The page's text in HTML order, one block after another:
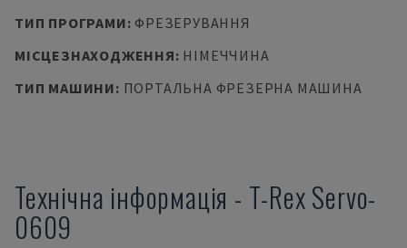
ТИП ПРОГРАМИ: ФРЕЗЕРУВАННЯ
МІСЦЕЗНАХОДЖЕННЯ: НІМЕЧЧИНА
ТИП МАШИНИ: ПОРТАЛЬНА ФРЕЗЕРНА МАШИНА
Технічна інформація - T-RexServo-
0609